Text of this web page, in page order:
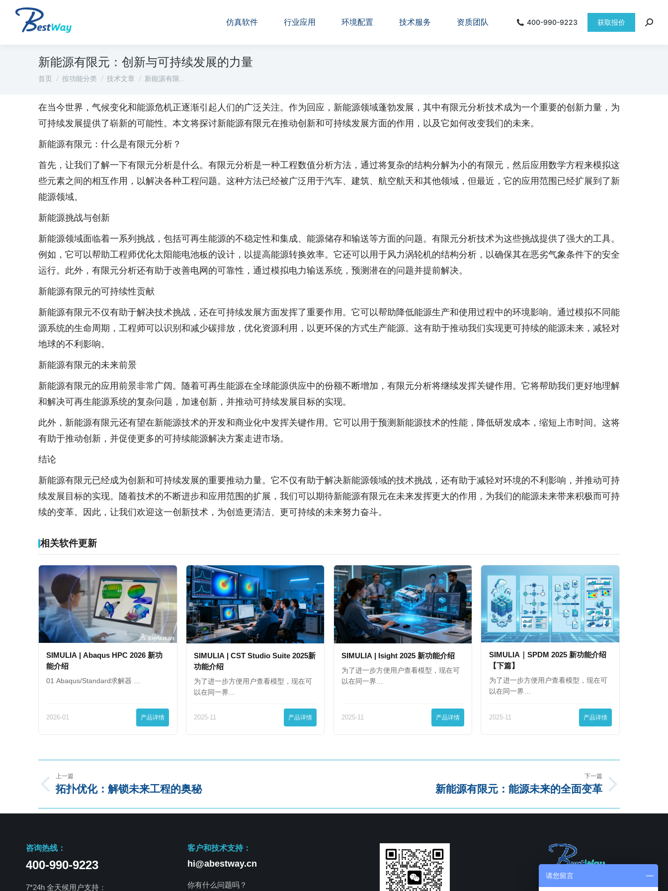
仿真软件 行业应用 环境配置 技术服务 资质团队 400-990-9223 获取报价
新能源有限元：创新与可持续发展的力量
您在这里：
首页 按功能分类 技术文章 新能源有限…
在当今世界，气候变化和能源危机正逐渐引起人们的广泛关注。作为回应，新能源领域蓬勃发展，其中有限元分析技术成为一个重要的创新力量，为
可持续发展提供了崭新的可能性。本文将探讨新能源有限元在推动创新和可持续发展方面的作用，以及它如何改变我们的未来。
新能源有限元：什么是有限元分析？
首先，让我们了解一下有限元分析是什么。有限元分析是一种工程数值分析方法，通过将复杂的结构分解为小的有限元，然后应用数学方程来模拟这
些元素之间的相互作用，以解决各种工程问题。这种方法已经被广泛用于汽车、建筑、航空航天和其他领域，但最近，它的应用范围已经扩展到了新
能源领域。
新能源挑战与创新
新能源领域面临着一系列挑战，包括可再生能源的不稳定性和集成、能源储存和输送等方面的问题。有限元分析技术为这些挑战提供了强大的工具。
例如，它可以帮助工程师优化太阳能电池板的设计，以提高能源转换效率。它还可以用于风力涡轮机的结构分析，以确保其在恶劣气象条件下的安全
运行。此外，有限元分析还有助于改善电网的可靠性，通过模拟电力输送系统，预测潜在的问题并提前解决。
新能源有限元的可持续性贡献
新能源有限元不仅有助于解决技术挑战，还在可持续发展方面发挥了重要作用。它可以帮助降低能源生产和使用过程中的环境影响。通过模拟不同能
源系统的生命周期，工程师可以识别和减少碳排放，优化资源利用，以更环保的方式生产能源。这有助于推动我们实现更可持续的能源未来，减轻对
地球的不利影响。
新能源有限元的未来前景
新能源有限元的应用前景非常广阔。随着可再生能源在全球能源供应中的份额不断增加，有限元分析将继续发挥关键作用。它将帮助我们更好地理解
和解决可再生能源系统的复杂问题，加速创新，并推动可持续发展目标的实现。
此外，新能源有限元还有望在新能源技术的开发和商业化中发挥关键作用。它可以用于预测新能源技术的性能，降低研发成本，缩短上市时间。这将
有助于推动创新，并促使更多的可持续能源解决方案走进市场。
结论
新能源有限元已经成为创新和可持续发展的重要推动力量。它不仅有助于解决新能源领域的技术挑战，还有助于减轻对环境的不利影响，并推动可持
续发展目标的实现。随着技术的不断进步和应用范围的扩展，我们可以期待新能源有限元在未来发挥更大的作用，为我们的能源未来带来积极而可持
续的变革。因此，让我们欢迎这一创新技术，为创造更清洁、更可持续的未来努力奋斗。
相关软件更新
SIMULIA | Abaqus HPC 2026 新功
能介绍
01 Abaqus/Standard求解器 …
2026-01 产品详情
SIMULIA | CST Studio Suite 2025新
功能介绍
为了进一步方便用户查看模型，现在可
以在同一界…
2025-11 产品详情
SIMULIA | Isight 2025 新功能介绍
为了进一步方便用户查看模型，现在可
以在同一界…
2025-11 产品详情
SIMULIA｜SPDM 2025 新功能介绍
【下篇】
为了进一步方便用户查看模型，现在可
以在同一界…
2025-11 产品详情
上一篇
拓扑优化：解锁未来工程的奥秘
下一篇
新能源有限元：能源未来的全面变革
咨询热线：
400-990-9223
7*24h 全天候用户支持：
客户和技术支持：
hi@abestway.cn
你有什么问题吗？
请您留言